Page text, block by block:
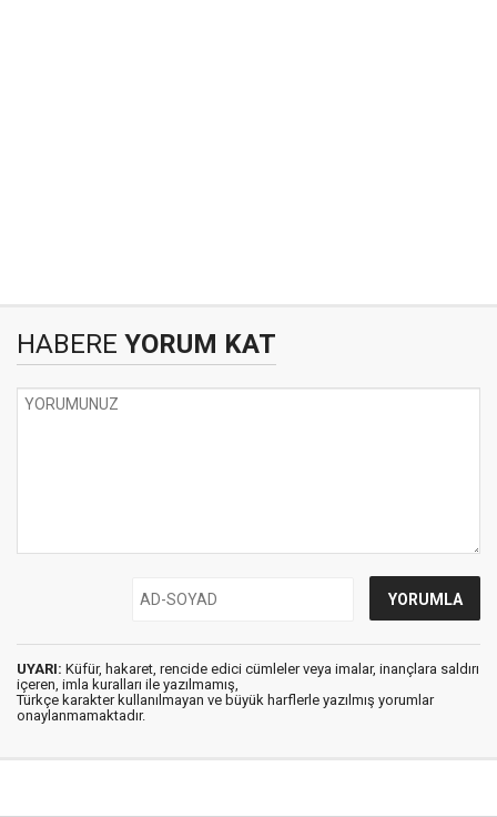
HABERE YORUM KAT
UYARI: Küfür, hakaret, rencide edici cümleler veya imalar, inançlara saldırı
içeren, imla kuralları ile yazılmamış,
Türkçe karakter kullanılmayan ve büyük harflerle yazılmış yorumlar
onaylanmamaktadır.